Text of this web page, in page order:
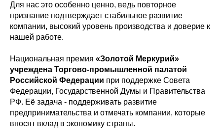
Для нас это особенно ценно, ведь повторное
признание подтверждает стабильное развитие
компании, высокий уровень производства и доверие к
нашей работе.
Национальная премия «Золотой Меркурий»
учреждена Торгово-промышленной палатой
Российской Федерации при поддержке Совета
Федерации, Государственной Думы и Правительства
РФ. Её задача - поддерживать развитие
предпринимательства и отмечать компании, которые
вносят вклад в экономику страны.